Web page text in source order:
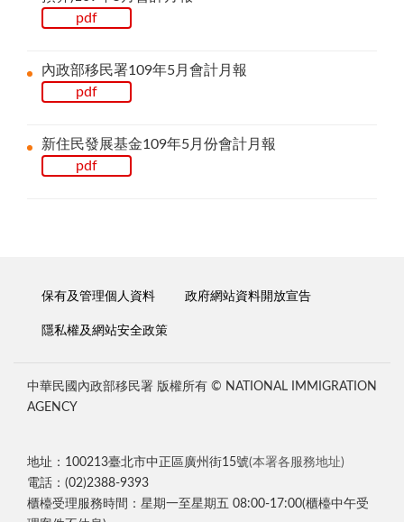
pdf
內政部移民署109年5月會計月報
pdf
新住民發展基金109年5月份會計月報
pdf
保有及管理個人資料 政府網站資料開放宣告
隱私權及網站安全政策
中華民國內政部移民署 版權所有 © NATIONAL IMMIGRATION
AGENCY
地址：100213臺北市中正區廣州街15號(本署各服務地址)
電話：(02)2388-9393
櫃檯受理服務時間：星期一至星期五 08:00-17:00(櫃檯中午受